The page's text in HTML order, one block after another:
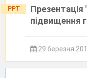
PPT
Презентація
підвищення
29 березня